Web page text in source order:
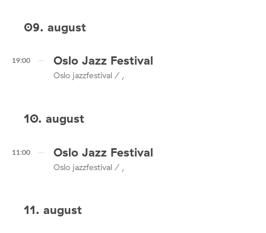
09. august
19:00 Oslo Jazz Festival
Oslo jazzfestival / ,
10. august
11:00 Oslo Jazz Festival
Oslo jazzfestival / ,
11. august